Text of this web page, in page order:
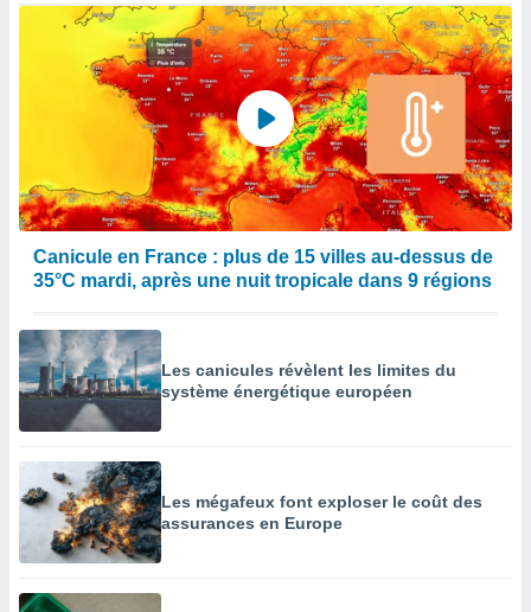
Canicule en France : plus de 15 villes au-dessus de
35°C mardi, après une nuit tropicale dans 9 régions
Les canicules révèlent les limites du
système énergétique européen
Les mégafeux font exploser le coût des
assurances en Europe